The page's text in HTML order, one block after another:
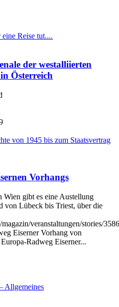
Reise tut....
der westalliierten
Österreich
von 1945 bis zum Staatsvertrag
Vorhangs
Wien gibt es eine Austellung
von Lübeck bis Triest, über die
veranstaltungen/stories/
Eiserner Vorhang von
Radweg Eiserner...
Allgemeines